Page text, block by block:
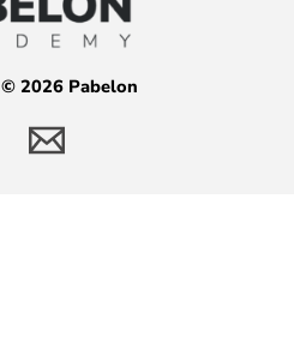
2026 Pabelon